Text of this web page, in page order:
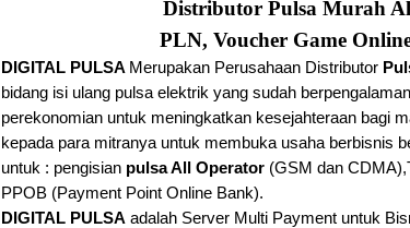
Distributor Pulsa Murah
PLN, Voucher Game
DIGITAL PULSA Merupakan Perusahaan Distributor
bidang isi ulang pulsa elektrik yang sudah
perekonomian untuk meningkatkan kesejahteraan bagi
kepada para mitranya untuk membuka usaha berbisnis
untuk : pengisian pulsa All Operator (GSM dan CDMA),
PPOB (Payment Point Online Bank).
DIGITAL PULSA adalah Server Multi Payment untuk